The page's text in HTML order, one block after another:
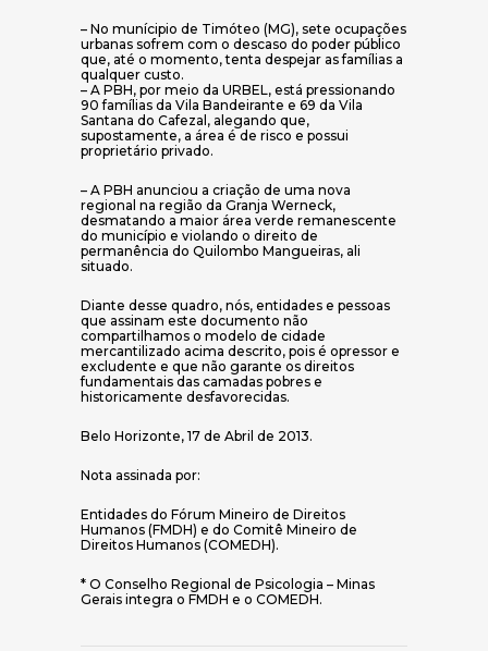
– No munícipio de Timóteo (MG), sete ocupações
urbanas sofrem com o descaso do poder público
que, até o momento, tenta despejar as famílias a
qualquer custo.
– A PBH, por meio da URBEL, está pressionando
90 famílias da Vila Bandeirante e 69 da Vila
Santana do Cafezal, alegando que,
supostamente, a área é de risco e possui
proprietário privado.
– A PBH anunciou a criação de uma nova
regional na região da Granja Werneck,
desmatando a maior área verde remanescente
do município e violando o direito de
permanência do Quilombo Mangueiras, ali
situado.
Diante desse quadro, nós, entidades e pessoas
que assinam este documento não
compartilhamos o modelo de cidade
mercantilizado acima descrito, pois é opressor e
excludente e que não garante os direitos
fundamentais das camadas pobres e
historicamente desfavorecidas.
Belo Horizonte, 17 de Abril de 2013.
Nota assinada por:
Entidades do Fórum Mineiro de Direitos
Humanos (FMDH) e do Comitê Mineiro de
Direitos Humanos (COMEDH).
* O Conselho Regional de Psicologia – Minas
Gerais integra o FMDH e o COMEDH.